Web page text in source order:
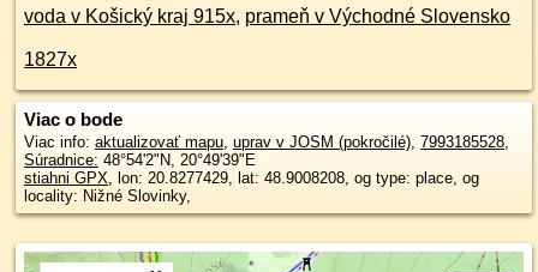
voda v Košický kraj 915x, prameň v Východné Slovensko
1827x
Viac o bode
Viac info: aktualizovať mapu, uprav v JOSM (pokročilé), 7993185528,
Súradnice: 48°54'2"N, 20°49'39"E
stiahni GPX, lon: 20.8277429, lat: 48.9008208, og type: place, og
locality: Nižné Slovinky,